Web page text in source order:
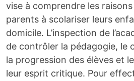
vise à comprendre les
parents à scolariser leurs
domicile. L’inspection de
de contrôler la pédagogie, le
la progression des élèves et
leur esprit critique. Pour